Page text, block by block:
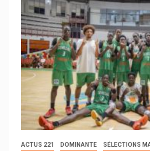
ACTUS 221 DOMINANTE
SÉLECTIONS